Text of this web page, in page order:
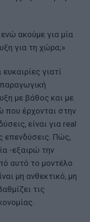
ακούμε για μία
για τη χώρα;»
γιατί
με βάθος και με
που έρχονται στην
είναι για real
επενδύσεις. Πώς,
-εξαιρώ την
αυτό το μοντέλο
μη ανθεκτικό, μη
τις